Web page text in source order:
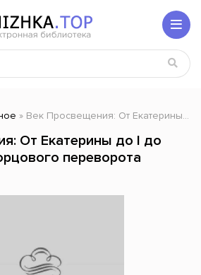
» Век Просвещения: От Екатерины до I до последнего дворцового переворота
От Екатерины до I до
переворота